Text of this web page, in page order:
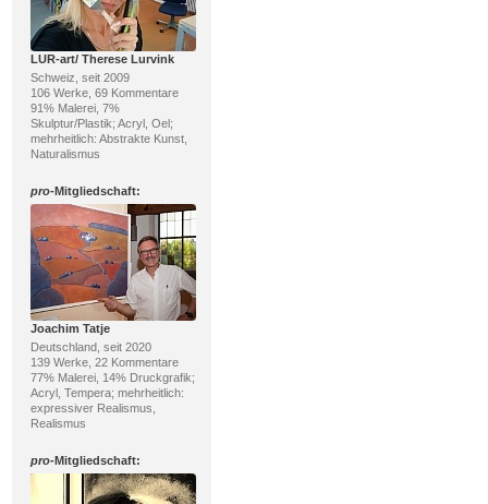
LUR-art/ Therese Lurvink
Schweiz, seit 2009
106 Werke, 69 Kommentare
91% Malerei, 7%
Skulptur/Plastik; Acryl, Oel;
mehrheitlich: Abstrakte Kunst,
Naturalismus
pro-Mitgliedschaft:
Joachim Tatje
Deutschland, seit 2020
139 Werke, 22 Kommentare
77% Malerei, 14% Druckgrafik;
Acryl, Tempera; mehrheitlich:
expressiver Realismus,
Realismus
pro-Mitgliedschaft: